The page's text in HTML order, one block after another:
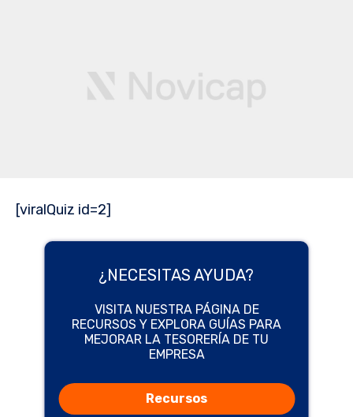
[viralQuiz id=2]
¿NECESITAS AYUDA?
VISITA NUESTRA PÁGINA DE
RECURSOS Y EXPLORA GUÍAS PARA
MEJORAR LA TESORERÍA DE TU
EMPRESA
Recursos